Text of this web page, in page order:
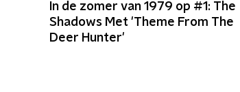
In de zomer van 1979 op #1: The
Shadows Met 'Theme From The
Deer Hunter'